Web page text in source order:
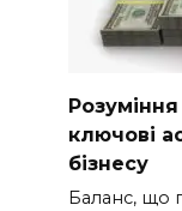
ключові
бізнесу
Баланс, що